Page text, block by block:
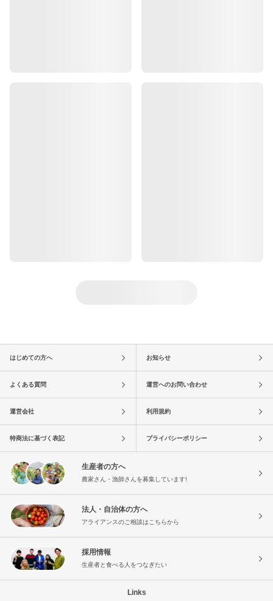
はじめての方へ お知らせ
よくある質問 運営へのお問い合わせ
運営会社 利用規約
特商法に基づく表記 プライバシーポリシー
生産者の方へ
農家さん・漁師さんを募集しています!
法人・自治体の方へ
アライアンスのご相談はこちらから
採用情報
生産者と食べる人をつなぎたい
Links